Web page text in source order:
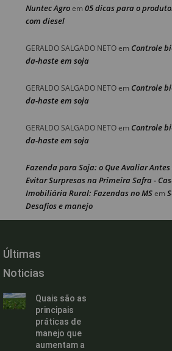
Nuntec Agroem 05 dicas para o
com diesel
GERALDO SALGADO NETOem Controle
da-haste em soja
GERALDO SALGADO NETOem Controle
da-haste em soja
GERALDO SALGADO NETOem Controle
da-haste em soja
Fazenda para Soja: o Que Avaliar
Evitar Surpresas na Primeira Safra -
Imobiliária Rural: Fazendas no MSem
Desafios e manejo
Últimas
Noticias
Quais são as
principais
práticas de
manejo que
aumentam a